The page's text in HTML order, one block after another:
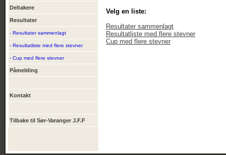
Deltakere
Resultater
- Resultater sammenlagt
- Resultatliste med flere stevner
- Cup med flere stevner
Påmelding
Kontakt
Tilbake til Sør-Varanger J.F.F
Velg en liste:
Resultater sammenlagt
Resultatliste med flere stevner
Cup med flere stevner